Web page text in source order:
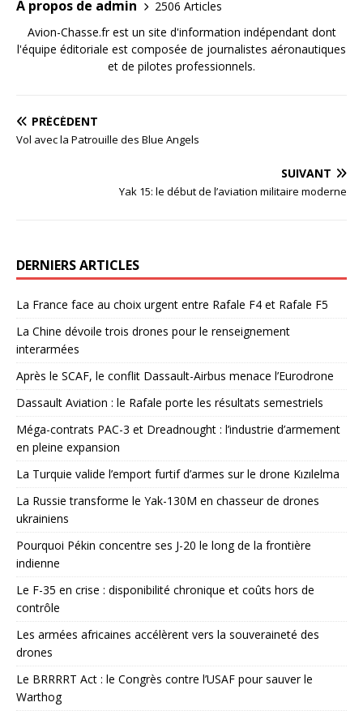
A propos de admin
2506 Articles
Avion-Chasse.fr est un site d'information indépendant dont
l'équipe éditoriale est composée de journalistes aéronautiques
et de pilotes professionnels.
PRÉCÉDENT
Vol avec la Patrouille des Blue Angels
SUIVANT
Yak 15: le début de l’aviation militaire moderne
DERNIERS ARTICLES
La France face au choix urgent entre Rafale F4 et Rafale F5
La Chine dévoile trois drones pour le renseignement
interarmées
Après le SCAF, le conflit Dassault-Airbus menace l’Eurodrone
Dassault Aviation : le Rafale porte les résultats semestriels
Méga-contrats PAC-3 et Dreadnought : l’industrie d’armement
en pleine expansion
La Turquie valide l’emport furtif d’armes sur le drone Kızılelma
La Russie transforme le Yak-130M en chasseur de drones
ukrainiens
Pourquoi Pékin concentre ses J-20 le long de la frontière
indienne
Le F-35 en crise : disponibilité chronique et coûts hors de
contrôle
Les armées africaines accélèrent vers la souveraineté des
drones
Le BRRRRT Act : le Congrès contre l’USAF pour sauver le
Warthog